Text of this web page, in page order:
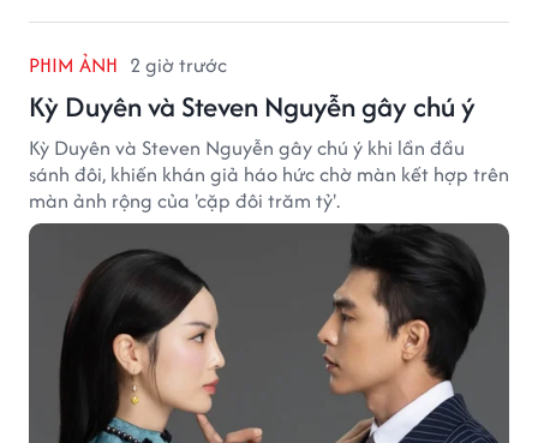
PHIM ẢNH 2 giờ trước
Kỳ Duyên và Steven Nguyễn gây chú ý
Kỳ Duyên và Steven Nguyễn gây chú ý khi lần đầu
sánh đôi, khiến khán giả háo hức chờ màn kết hợp trên
màn ảnh rộng của 'cặp đôi trăm tỷ'.